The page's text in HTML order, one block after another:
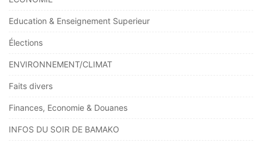
Education & Enseignement Superieur
Élections
ENVIRONNEMENT/CLIMAT
Faits divers
Finances, Economie & Douanes
INFOS DU SOIR DE BAMAKO